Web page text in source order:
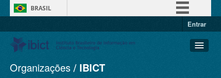
BRASIL
Entrar
Conjuntos de dados
Organizações IBICT